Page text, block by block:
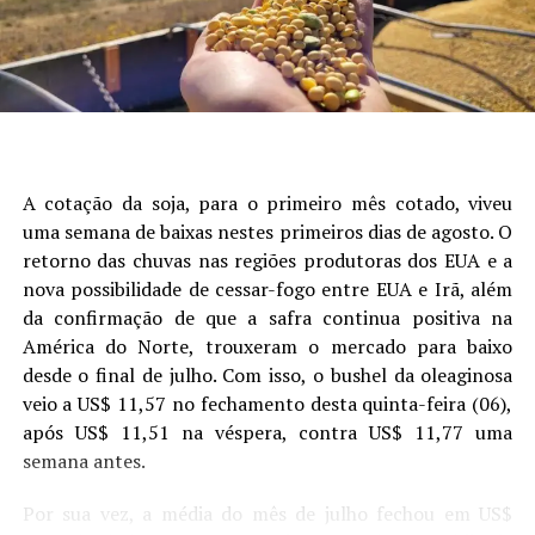
estria bacteriana, os fungicidas devem ser posicionados
preferencialmente no início do desenvolvimento do
milho (estádios V
4a V Fungicidas multissítioscomo
mancozebe, clorotalonil e oxicloreto de cobre tem
devem fazer parte do programa fitossanitário do milho.
Medidas integradas e anteriores a semeadura também
são essenciais para o sucesso no manejo da estria
bacteriana. Além de realizar a rotação de culturas com
espécies não hospedeiras da bactéria, deve-se dar
preferencia por híbridos de milho menos suscetíveis. Na
entressafra, práticas como o controle de plantas
daninhas e plantas voluntárias de milho (tiguera)
também contribuem para reduzir a disseminação da
estria bactéria, e devem ser consideradas no manejo do
sistema de produção.
Laura Toledo (Comunicação Sistema Famasul)
Site: Aprosoja/MS
seguido de data de semeadura, fósforo, potássio e
presença de camada compactada (Figura 1).
Figura 1. Análise de árvore de regressão mostrando os
produtividade da soja. Cada nó terminal exibe a produtividade
A cotação da soja, para o primeiro mês cotado, viveu
uma semana de baixas nestes primeiros dias de agosto. O
retorno das chuvas nas regiões produtoras dos EUA e a
nova possibilidade de cessar-fogo entre EUA e Irã, além
da confirmação de que a safra continua positiva na
América do Norte, trouxeram o mercado para baixo
desde o final de julho. Com isso, o bushel da oleaginosa
veio a US$ 11,57 no fechamento desta quinta-feira (06),
após US$ 11,51 na véspera, contra US$ 11,77 uma
semana antes.
Por sua vez, a média do mês de julho fechou em US$